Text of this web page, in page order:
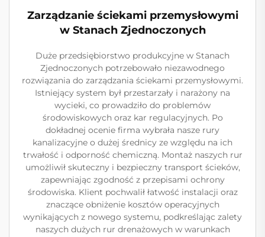
Zarządzanie ściekami przemysłowymi
w Stanach Zjednoczonych
Duże przedsiębiorstwo produkcyjne w Stanach
Zjednoczonych potrzebowało niezawodnego
rozwiązania do zarządzania ściekami przemysłowymi.
Istniejący system był przestarzały i narażony na
wycieki, co prowadziło do problemów
środowiskowych oraz kar regulacyjnych. Po
dokładnej ocenie firma wybrała nasze rury
kanalizacyjne o dużej średnicy ze względu na ich
trwałość i odporność chemiczną. Montaż naszych rur
umożliwił skuteczny i bezpieczny transport ścieków,
zapewniając zgodność z przepisami ochrony
środowiska. Klient pochwalił łatwość instalacji oraz
znaczące obniżenie kosztów operacyjnych
wynikających z nowego systemu, podkreślając zalety
naszych dużych rur drenażowych w warunkach